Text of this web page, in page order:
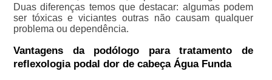
Duas diferenças temos que destacar: algumas podem
ser tóxicas e viciantes outras não causam qualquer
problema ou dependência.
Vantagens da podólogo para tratamento de
reflexologia podal dor de cabeça Água Funda